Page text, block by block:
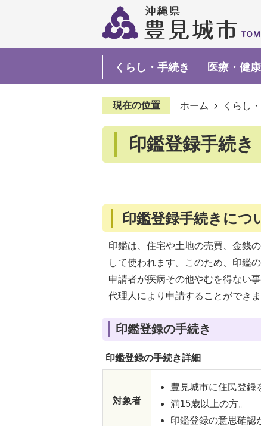
くらし・手続き 医療・健
現在の位置 ホーム くらし
印鑑登録手続き
印鑑登録手続きにつ
印鑑は、住宅や土地の売買、金銭
して使われます。このため、印鑑
申請者が疾病その他やむを得ない
代理人により申請することができ
印鑑登録の手続き
印鑑登録の手続き詳細
対象者
豊見城市に住民登録
満15歳以上の方。
印鑑登録の意思確認